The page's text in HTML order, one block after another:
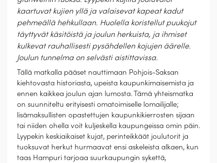
kaartuvat kujien yllä ja valaisevat kapeat kadut
pehmeällä hehkullaan. Huolella koristellut puukojut
täyttyvät käsitöistä ja joulun herkuista, ja ihmiset
kulkevat rauhallisesti pysähdellen kojujen äärelle.
Joulun tunnelma on selvästi aistittavissa.
Tällä matkalla pääset nauttimaan Pohjois-Saksan
kiehtovasta historiasta, upeista kaupunkimaisemista ja
ennen kaikkea joulun ajan lumosta. Tämä yhteismatka
on suunniteltu erityisesti omatoimiselle lomailijalle;
lisämaksullisten opastettujen kaupunkikierrosten sijaan
tai niiden ohella voit kuljeskella kaupungeissa omin päin.
Lyypekin keskiaikaiset kujat, perinteikkäät joulutorit ja
tuoksuvat herkut hurmaavat ensi askeleista alkaen, kun
taas Hampuri tarjoaa suurkaupungin sykettä,